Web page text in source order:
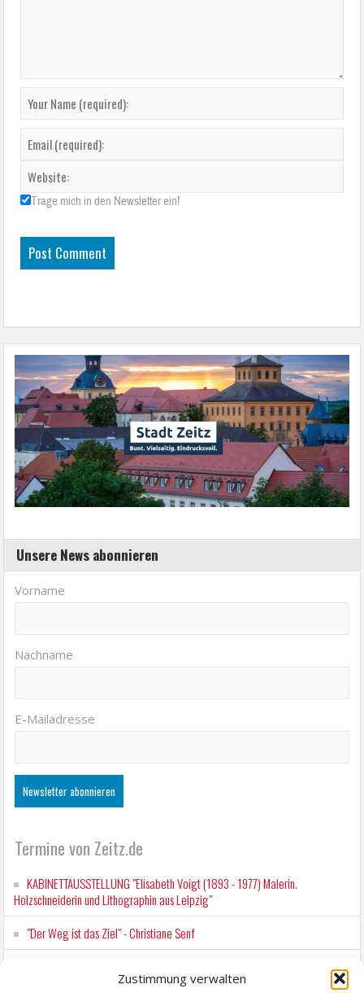
Zustimmung verwalten
Trage mich in den Newsletter ein!
Unsere News abonnieren
Vorname
Nachname
E-Mailadresse
Termine von Zeitz.de
KABINETTAUSSTELLUNG "Elisabeth Voigt (1893 - 1977) Malerin.
Holzschneiderin und Lithographin aus Leipzig"
"Der Weg ist das Ziel" - Christiane Senf